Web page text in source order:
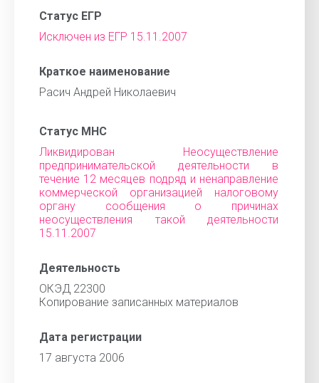
Статус ЕГР
Исключен из ЕГР 15.11.2007
Краткое наименование
Расич Андрей Николаевич
Статус МНС
Ликвидирован Неосуществление
предпринимательской деятельности в
течение 12 месяцев подряд и ненаправление
коммерческой организацией налоговому
органу сообщения о причинах
неосуществления такой деятельности
15.11.2007
Деятельность
ОКЭД 22300
Копирование записанных материалов
Дата регистрации
17 августа 2006